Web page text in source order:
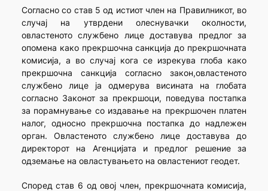
Согласно со став 5 од истиот член на Правилникот, во
случај на утврдени олеснувачки околности,
овластеното службено лице доставува предлог за
опомена како прекршочна санкција до прекршочната
комисија, а во случај кога се изрекува глоба како
прекршочна санкција согласно закон,овластеното
службено лице ја одмерува висината на глобата
согласно Законот за прекршоци, поведува постапка
за порамнување со издавање на прекршочен платен
налог, односно прекршочна постапка до надлежен
орган. Овластеното службено лице доставува до
директорот на Агенцијата и предлог решение за
одземање на овластувањето на овластениот геодет.
Според став 6 од овој член, прекршочната комисија,